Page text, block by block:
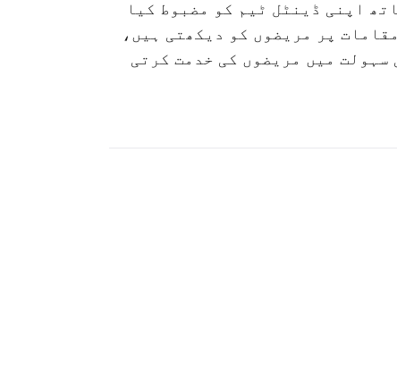
اپنی ڈینٹل ٹیم کو مضبوط کیا
پر مریضوں کو دیکھتی ہیں،
سہولت میں مریضوں کی خدمت کرتی